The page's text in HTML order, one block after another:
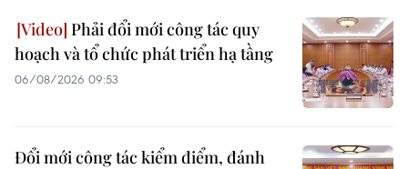
Phải đổi mới công tác quy
hoạch và tổ chức phát triển hạ tầng
06/08/2026 09:53
Đổi mới công tác kiểm điểm, đánh